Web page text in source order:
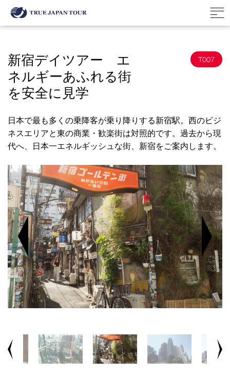
新宿デイツアー エ
ネルギーあふれる街
を安全に見学
T007
日本で最も多くの乗降客が乗り降りする新宿駅。西のビジ
ネスエリアと東の商業・歓楽街は対照的です。過去から現
代へ、日本一エネルギッシュな街、新宿をご案内します。